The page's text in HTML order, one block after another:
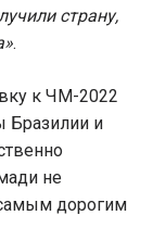
страну,
.
к ЧМ-2022
Бразилии и
не
самым дорогим